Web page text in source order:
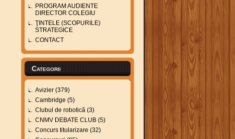
PROGRAM AUDIENTE
DIRECTOR COLEGIU
ŢINTELE (SCOPURILE)
STRATEGICE
CONTACT
Categorii
Avizier (379)
Cambridge (5)
Clubul de robotică (3)
CNMV DEBATE CLUB (5)
Concurs titularizare (32)